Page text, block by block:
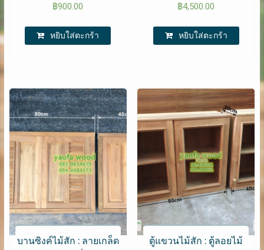
฿900.00
หยิบใส่ตะกร้า
฿4,500.00
หยิบใส่ตะกร้า
บานซิงค์ไม้สัก : ลายเกล็ด
ตู้แขวนไม้สัก : ตู้ลอยไม้